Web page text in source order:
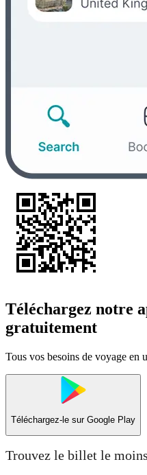
Téléchargez notre
gratuitement
Tous vos besoins de voyage en
Téléchargez-le sur Google Play
Trouvez le billet le